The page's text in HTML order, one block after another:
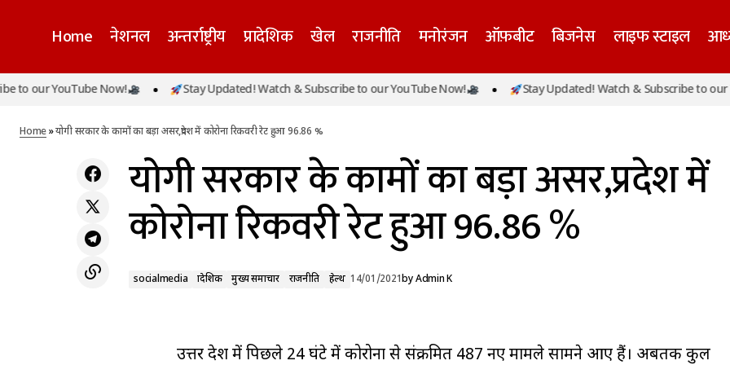
Home नेशनल अन्तर्राष्ट्रीय प्रादेशिक खेल राजनीति मनोरंजन ऑफ़बीट बिजनेस लाइफ स्टाइल
UP : खिचड़ी मेला पर सीएम योगी ने सूचना डायरी/
socialmedia प्रादेशिक
मुख्य समाचार
योगी सरकार के कामों का बड़ा असर,प्रदेश में
YouTube Now! Stay Updated! Watch & Subscribe to our YouTube Now! Stay Updated! Watch & Subscribe to our
Home»योगी सरकार के कामों का बड़ा असर,प्रदेश में कोरोना रिकवरी रेट हुआ 96.86 %
योगी सरकार के कामों का बड़ा असर,प्रदेश में
कोरोना रिकवरी रेट हुआ 96.86 %
socialmedia प्रादेशिक मुख्य समाचार राजनीति हेल्थ 14/01/2021byAdmin K
उत्तर प्रदेश में पिछले 24 घंटे में कोरोना से संक्रमित 487 नए मामले सामने आए हैं। अबतक कुल